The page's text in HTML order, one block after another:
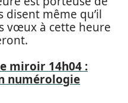
même qu’il
vœux à cette heure
miroir 14h04 :
numérologie